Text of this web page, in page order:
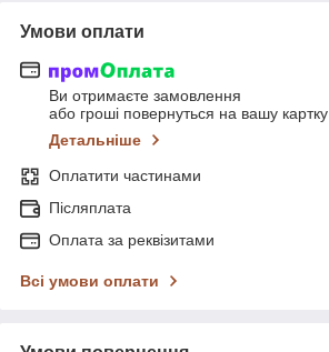
Умови оплати
Ви отримаєте замовлення
або гроші повернуться на вашу картку
Детальніше
Оплатити частинами
Післяплата
Оплата за реквізитами
Всі умови оплати